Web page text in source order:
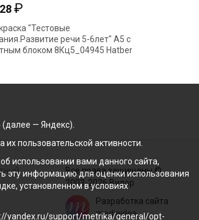
₽
"Тестовые
речи 5-6лет" А5 с
блоком 8Кц5_04945 Hatber
Все права защищены ©
2003-2026 Вилор
Разработка сайта
mediaidea
— Яндекс).
пользовательской активности.
использовании вами данного сайта,
эту информацию для оценки использования
установленном в условиях
yandex.ru/support/metrika/general/opt-